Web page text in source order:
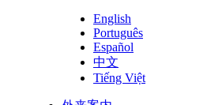
English
Português
Español
中文
Tiếng Việt